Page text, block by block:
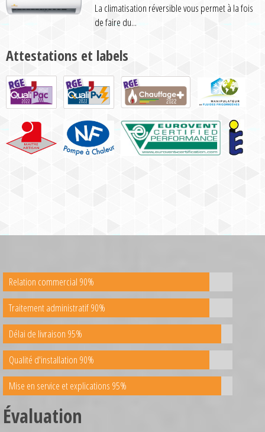
La climatisation réversible vous permet à la fois
de faire du...
Attestations et labels
Relation commercial 90%
Traitement administratif 90%
Délai de livraison 95%
Qualité d'installation 90%
Mise en service et explications 95%
Évaluation